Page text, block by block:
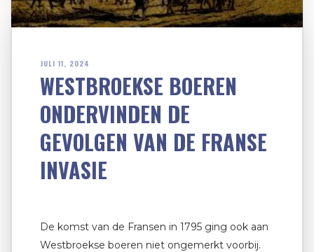
JULI 11, 2024
WESTBROEKSE BOEREN
ONDERVINDEN DE
GEVOLGEN VAN DE FRANSE
INVASIE
De komst van de Fransen in 1795 ging ook aan
Westbroekse boeren niet ongemerkt voorbij.